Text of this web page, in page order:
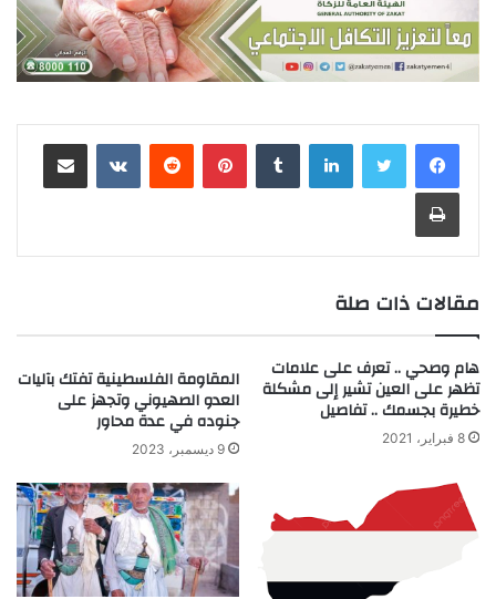
لينكدإن بينتيريست
مقالات ذات صلة
هام وصحي .. تعرف على علامات
تظهر على العين تشير إلى مشكلة
خطيرة بجسمك .. تفاصيل
8 فبراير، 2021
المقاومة الفلسطينية تفتك بآليات
العدو الصهيوني وتجهز على
جنوده في عدة محاور
9 ديسمبر، 2023